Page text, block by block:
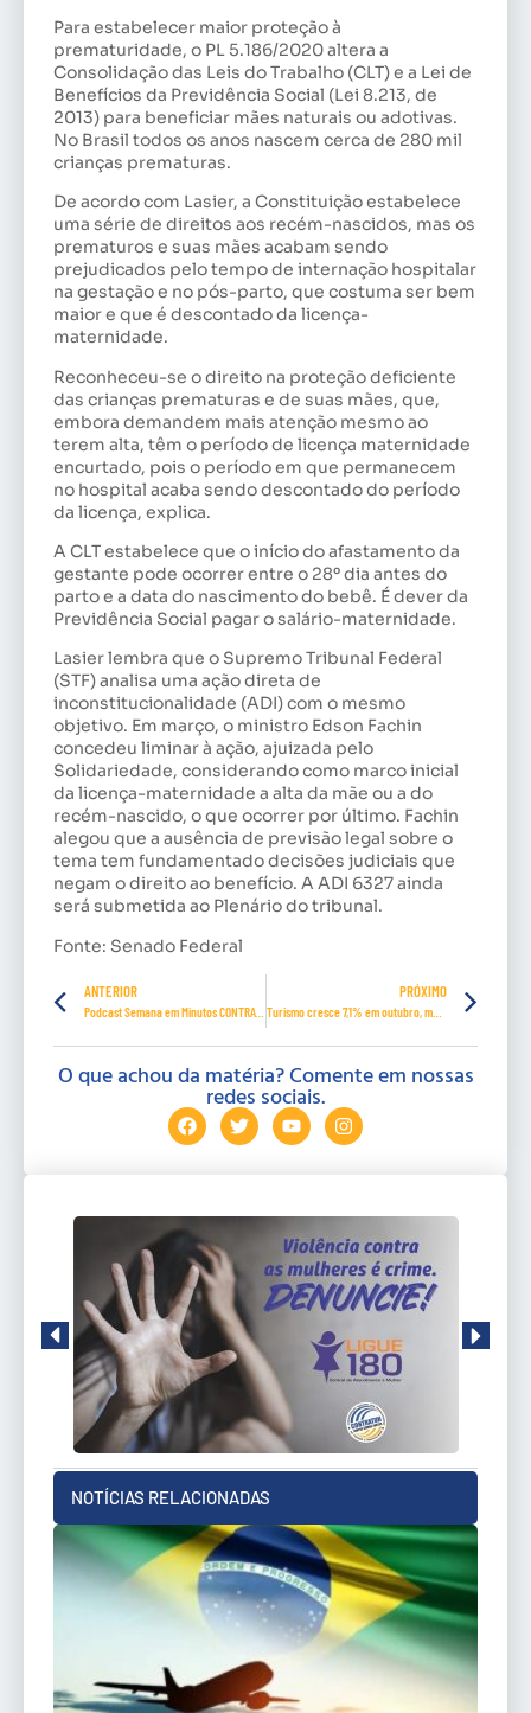
Para estabelecer maior proteção à
prematuridade, o PL 5.186/2020 altera a
Consolidação das Leis do Trabalho (CLT) e a Lei de
Benefícios da Previdência Social (Lei 8.213, de
2013) para beneficiar mães naturais ou adotivas.
No Brasil todos os anos nascem cerca de 280 mil
crianças prematuras.
De acordo com Lasier, a Constituição estabelece
uma série de direitos aos recém-nascidos, mas os
prematuros e suas mães acabam sendo
prejudicados pelo tempo de internação hospitalar
na gestação e no pós-parto, que costuma ser bem
maior e que é descontado da licença-
maternidade.
Reconheceu-se o direito na proteção deficiente
das crianças prematuras e de suas mães, que,
embora demandem mais atenção mesmo ao
terem alta, têm o período de licença maternidade
encurtado, pois o período em que permanecem
no hospital acaba sendo descontado do período
da licença, explica.
A CLT estabelece que o início do afastamento da
gestante pode ocorrer entre o 28º dia antes do
parto e a data do nascimento do bebê. É dever da
Previdência Social pagar o salário-maternidade.
Lasier lembra que o Supremo Tribunal Federal
(STF) analisa uma ação direta de
inconstitucionalidade (ADI) com o mesmo
objetivo. Em março, o ministro Edson Fachin
concedeu liminar à ação, ajuizada pelo
Solidariedade, considerando como marco inicial
da licença-maternidade a alta da mãe ou a do
recém-nascido, o que ocorrer por último. Fachin
alegou que a ausência de previsão legal sobre o
tema tem fundamentado decisões judiciais que
negam o direito ao benefício. A ADI 6327 ainda
será submetida ao Plenário do tribunal.
Fonte: Senado Federal
ANTERIOR
Podcast Semana em Minutos CONTRATUH- Episódio 42
PRÓXIMO
Turismo cresce 7,1% em outubro, mas ainda tem perda de 38% no ano, mostra IBGE
O que achou da matéria? Comente em nossas
redes sociais.
NOTÍCIAS RELACIONADAS